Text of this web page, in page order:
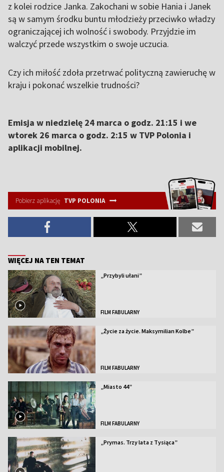
z kolei rodzice Janka. Zakochani w sobie Hania i Janek
są w samym środku buntu młodzieży przeciwko władzy
ograniczającej ich wolność i swobody. Przyjdzie im
walczyć przede wszystkim o swoje uczucia.
Czy ich miłość zdoła przetrwać polityczną zawieruchę w
kraju i pokonać wszelkie trudności?
Emisja w niedzielę 24 marca o godz. 21:15 i we
wtorek 26 marca o godz. 2:15 w TVP Polonia i
aplikacji mobilnej.
Pobierz aplikację TVP POLONIA
WIĘCEJ NA TEN TEMAT
„Przybyli ułani”
FILM FABULARNY
„Życie za życie. Maksymilian Kolbe”
FILM FABULARNY
„Miasto 44”
FILM FABULARNY
„Prymas. Trzy lata z Tysiąca”